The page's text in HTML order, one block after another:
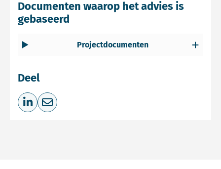
Documenten waarop het advies is
gebaseerd
Projectdocumenten
Deel
Deel op LinkedIn
Deel via e-mail